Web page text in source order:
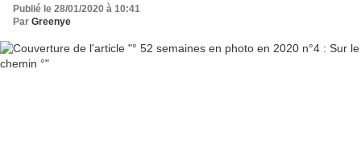
Publié le 28/01/2020 à 10:41
Par Greenye